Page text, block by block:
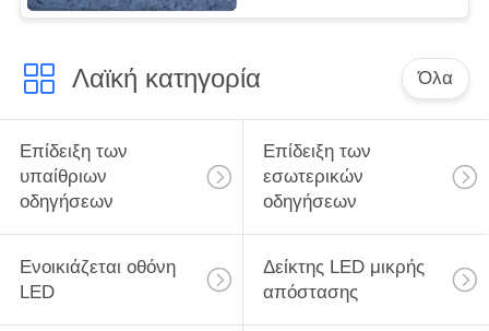
Λαϊκή κατηγορία Όλα
Επίδειξη των
υπαίθριων
οδηγήσεων
Επίδειξη των
εσωτερικών
οδηγήσεων
Ενοικιάζεται οθόνη
LED
Δείκτης LED μικρής
απόστασης